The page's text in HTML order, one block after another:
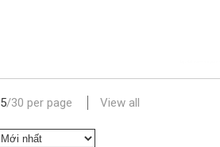
5/30 per page View all